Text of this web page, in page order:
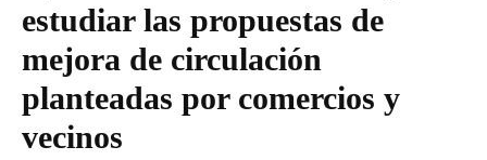
estudiar las propuestas de
mejora de circulación
planteadas por comercios y
vecinos